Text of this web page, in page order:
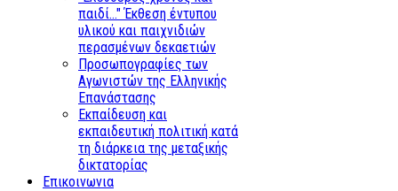
παιδί..." Έκθεση έντυπου
υλικού και παιχνιδιών
περασμένων δεκαετιών
Προσωπογραφίες των
Αγωνιστών της Ελληνικής
Επανάστασης
Εκπαίδευση και
εκπαιδευτική πολιτική κατά
τη διάρκεια της μεταξικής
δικτατορίας
Επικοινωνια